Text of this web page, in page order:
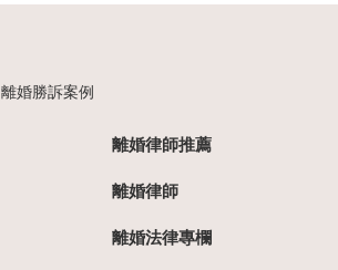
離婚勝訴案例
離婚律師推薦
離婚律師
離婚法律專欄